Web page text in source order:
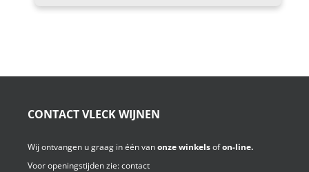
CONTACT VLECK WIJNEN
Wij ontvangen u graag in één vanonze winkelsofon-line.
Voor openingstijden zie:contact